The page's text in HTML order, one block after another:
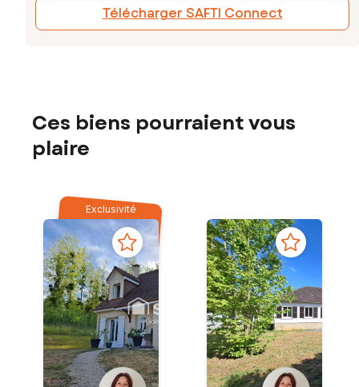
Télécharger SAFTI Connect
Ces biens pourraient vous
plaire
Exclusivité